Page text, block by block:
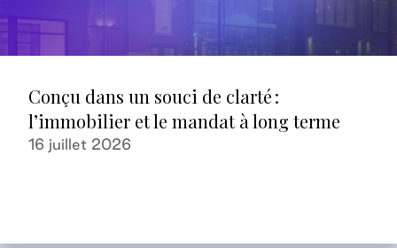
Conçu dans un souci de clarté :
l’immobilier et le mandat à long terme
16 juillet 2026